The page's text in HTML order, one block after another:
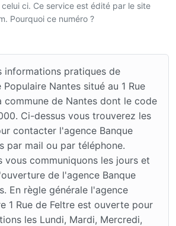
ci. Ce service est édité par le site
Pourquoi ce numéro ?
informations pratiques de
Populaire Nantes situé au 1 Rue
commune de Nantes dont le code
Ci-dessus vous trouverez les
contacter l'agence Banque
par mail ou par téléphone.
vous communiquons les jours et
de l'agence Banque
En règle générale l'agence
1 Rue de Feltre est ouverte pour
les Lundi, Mardi, Mercredi,